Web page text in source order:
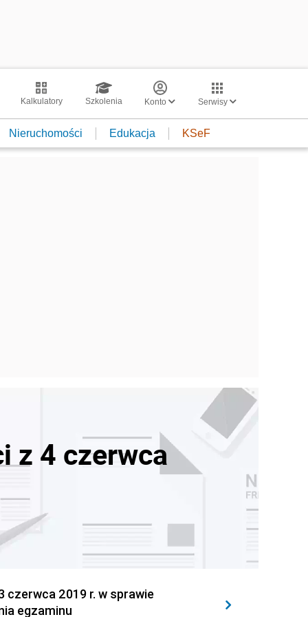
Kalkulatory Szkolenia Konto Serwisy
Nieruchomości Edukacja KSeF
z 4 czerwca
czerwca 2019 r. w sprawie
egzaminu